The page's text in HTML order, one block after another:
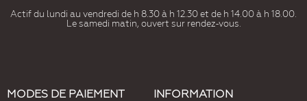
Actif du lundi au vendredi de h 8.30 à h 12.30 et de h 14.00 à h 18.00.
Le samedi matin, ouvert sur rendez-vous.
MODES DE PAIEMENT INFORMATION